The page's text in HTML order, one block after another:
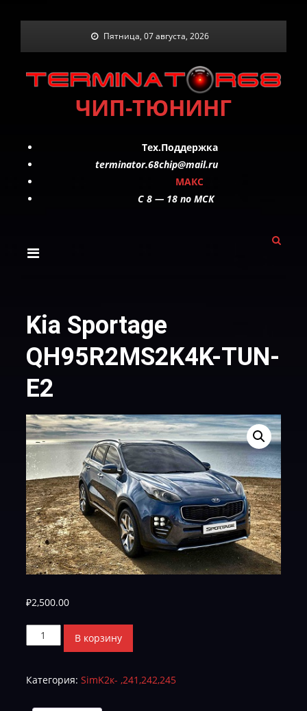
Пятница, 07 августа, 2026
ЧИП-ТЮНИНГ
Тех.Поддержка
terminator.68chip@mail.ru
МАКС
C 8 — 18 по МСК
Kia Sportage
QH95R2MS2K4K-TUN-
E2
₽2,500.00
Количество
товара
Sportage
В корзину
Категория: SimK2к- ,241,242,245